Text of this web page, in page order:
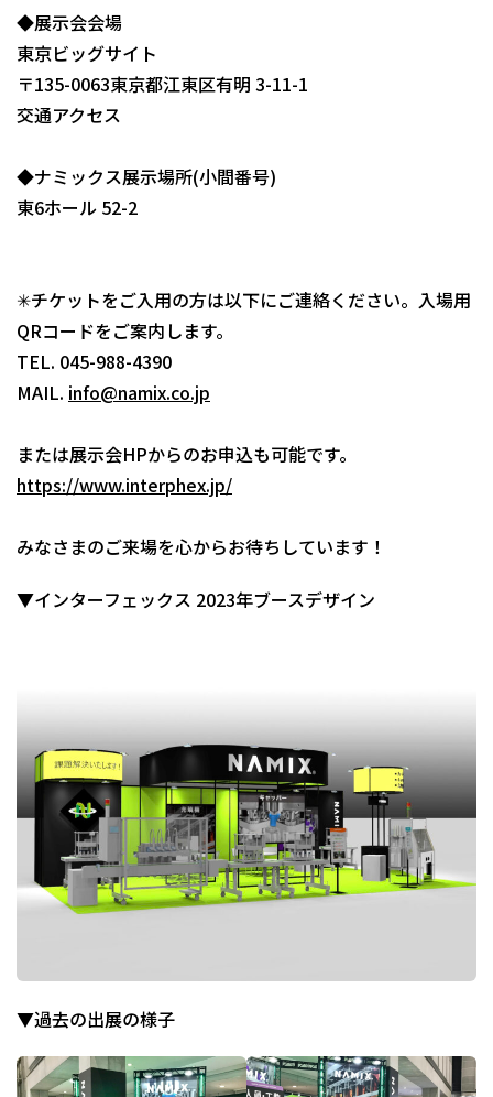
◆展示会会場
東京ビッグサイト
〒135-0063東京都江東区有明 3-11-1
交通アクセス
◆ナミックス展示場所(小間番号)
東6ホール 52-2
✳︎チケットをご入用の方は以下にご連絡ください。入場用
QRコードをご案内します。
TEL. 045-988-4390
MAIL. info@namix.co.jp
または展示会HPからのお申込も可能です。
https://www.interphex.jp/
みなさまのご来場を心からお待ちしています！
▼インターフェックス 2023年ブースデザイン
▼過去の出展の様子